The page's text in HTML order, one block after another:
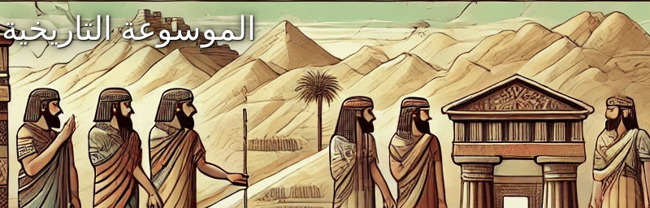
الموسوعة التاريخية